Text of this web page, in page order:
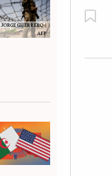
JORGE GUERRERO /
AFP